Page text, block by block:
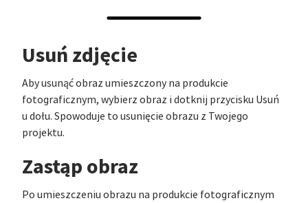
Usuń zdjęcie
Aby usunąć obraz umieszczony na produkcie
fotograficznym, wybierz obraz i dotknij przycisku Usuń
u dołu. Spowoduje to usunięcie obrazu z Twojego
projektu.
Zastąp obraz
Po umieszczeniu obrazu na produkcie fotograficznym